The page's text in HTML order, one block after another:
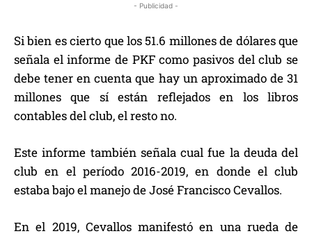
- Publicidad -
Si bien es cierto que los 51.6 millones de dólares que
señala el informe de PKF como pasivos del club se
debe tener en cuenta que hay un aproximado de 31
millones que sí están reflejados en los libros
contables del club, el resto no.
Este informe también señala cual fue la deuda del
club en el período 2016-2019, en donde el club
estaba bajo el manejo de José Francisco Cevallos.
En el 2019, Cevallos manifestó en una rueda de